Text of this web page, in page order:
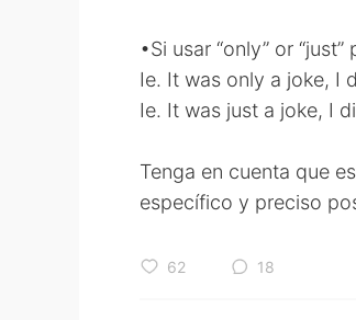
•Si usar “only” or
Ie. It was only a joke, I
Ie. It was just a joke, I
Tenga en cuenta que
específico y preciso
62 18